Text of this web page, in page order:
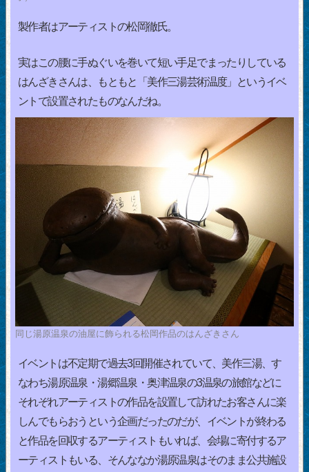
製作者はアーティストの松岡徹氏。
実はこの腰に手ぬぐいを巻いて短い手足でまったりしている
はんざきさんは、もともと「美作三湯芸術温度」というイベ
ントで設置されたものなんだね。
同じ湯原温泉の油屋に飾られる松岡作品のはんざきさん
イベントは不定期で過去3回開催されていて、美作三湯、す
なわち湯原温泉・湯郷温泉・奥津温泉の3温泉の旅館などに
それぞれアーティストの作品を設置して訪れたお客さんに楽
しんでもらおうという企画だったのだが、イベントが終わる
と作品を回収するアーティストもいれば、会場に寄付するア
ーティストもいる、そんななか湯原温泉はそのまま公共施設